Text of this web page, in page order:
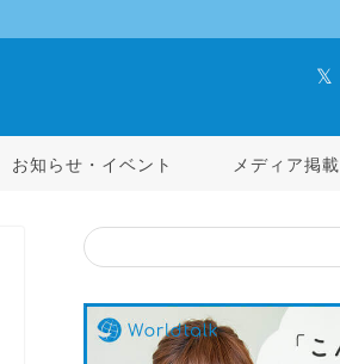
お知らせ・イベント メディア掲載